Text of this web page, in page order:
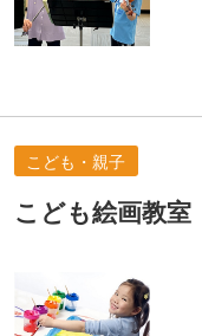
こども・親子
こども絵画教室